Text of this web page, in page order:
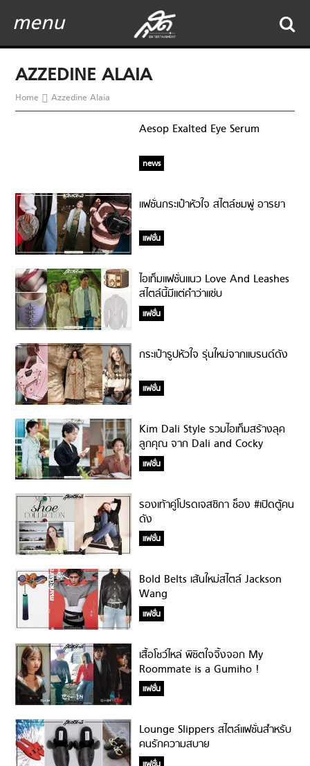
menu
AZZEDINE ALAIA
Home Azzedine Alaia
Aesop Exalted Eye Serum
news
แฟชั่นกระเป๋าหัวใจ สไตล์ชมพู่ อารยา
แฟชั่น
ไอเท็มแฟชั่นแนว Love And Leashes
สไตล์นี้มีแต่คำว่าแซ่บ
แฟชั่น
กระเป๋ารูปหัวใจ รุ่นใหม่จากแบรนด์ดัง
แฟชั่น
Kim Dali Style รวมไอเท็มสร้างลุค
ลูกคุณ จาก Dali and Cocky
Prince
แฟชั่น
รองเท้าคู่โปรดเจสซิกา ช็อง #เปิดตู้คน
ดัง
แฟชั่น
Bold Belts เส้นใหม่สไตล์ Jackson
Wang
แฟชั่น
เสื้อโชว์ไหล่ พิชิตใจจิ้งจอก My
Roommate is a Gumiho !
แฟชั่น
Lounge Slippers สไตล์แฟชั่นสำหรับ
คนรักความสบาย